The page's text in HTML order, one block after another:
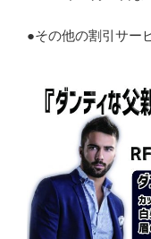
●その他の割引サー